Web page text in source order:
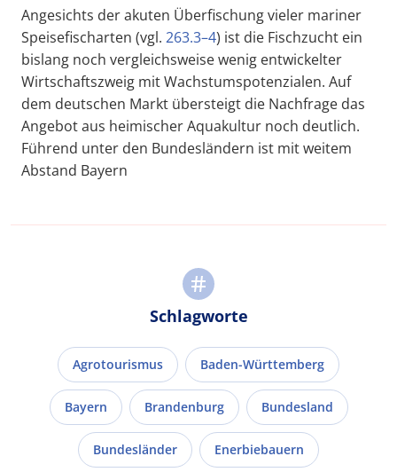
Angesichts der akuten Überfischung vieler mariner
Speisefischarten (vgl. 263.3–4) ist die Fischzucht ein
bislang noch vergleichsweise wenig entwickelter
Wirtschaftszweig mit Wachstumspotenzialen. Auf
dem deutschen Markt übersteigt die Nachfrage das
Angebot aus heimischer Aquakultur noch deutlich.
Führend unter den Bundesländern ist mit weitem
Abstand Bayern
Schlagworte
Agrotourismus Baden-Württemberg
Bayern Brandenburg Bundesland
Bundesländer Enerbiebauern